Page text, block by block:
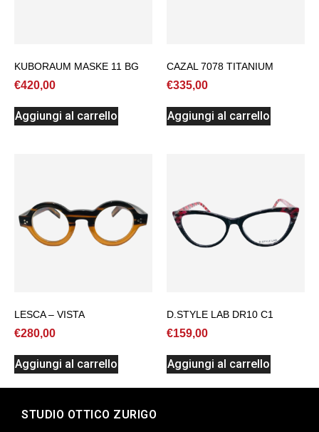
KUBORAUM MASKE 11 BG
€420,00
Aggiungi al carrello
CAZAL 7078 TITANIUM
€335,00
Aggiungi al carrello
LESCA – VISTA
€280,00
Aggiungi al carrello
D.STYLE LAB DR10 C1
€159,00
Aggiungi al carrello
STUDIO OTTICO ZURIGO